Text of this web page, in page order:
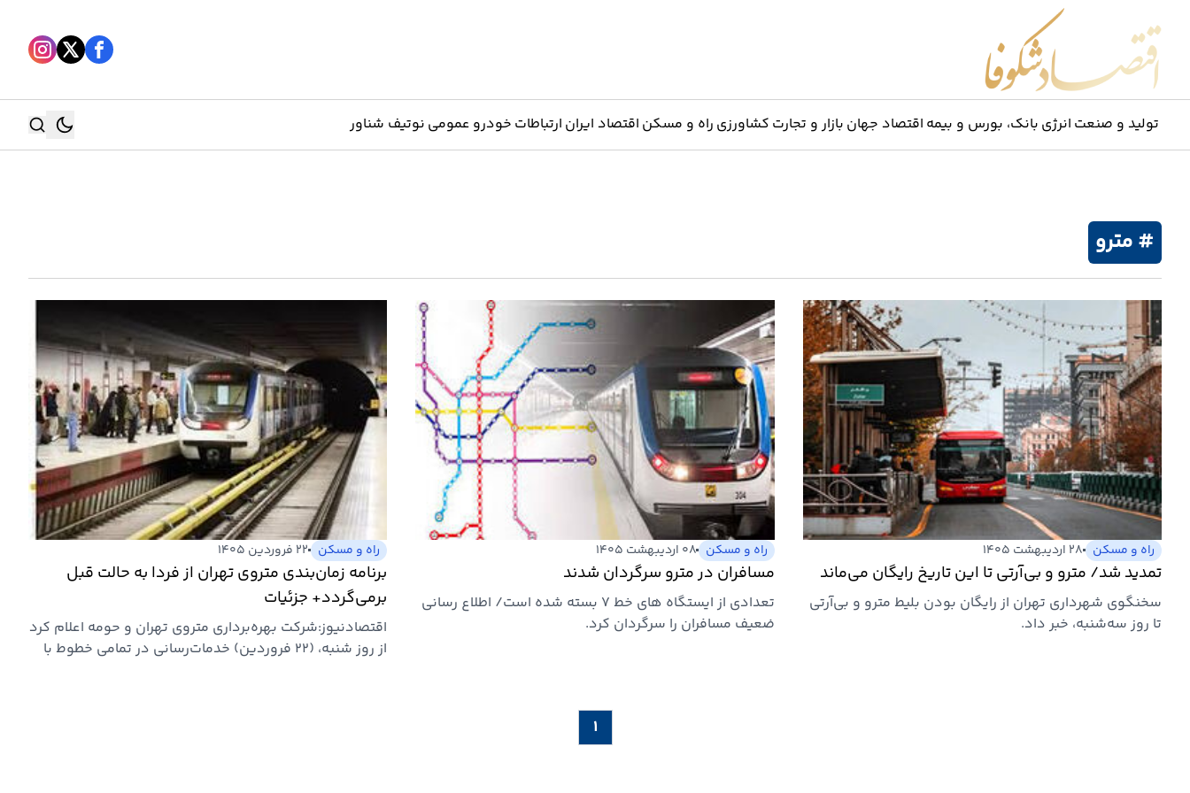
تولید و صنعت انرژی بانک، بورس و بیمه اقتصاد جهان بازار و تجارت کشاورزی راه و مسکن اقتصاد ایران ارتباطات خودرو عمومی نوتیف شناور
# مترو
راه و مسکن ۲۸ اردیبهشت ۱۴۰۵
تمدید شد/ مترو و بی‌آرتی تا این تاریخ رایگان می‌ماند
سخنگوی شهرداری تهران از رایگان بودن بلیط مترو و بی‌آرتی
تا روز سه‌شنبه، خبر داد.
راه و مسکن ۰۸ اردیبهشت ۱۴۰۵
مسافران در مترو سرگردان شدند
تعدادی از ایستگاه های خط ۷ بسته شده است/ اطلاع رسانی
ضعیف مسافران را سرگردان کرد.
راه و مسکن ۲۲ فروردین ۱۴۰۵
برنامه زمان‌بندی متروی تهران از فردا به حالت قبل
برمی‌گردد+ جزئیات
اقتصادنیوز:شرکت بهره‌برداری متروی تهران و حومه اعلام کرد
از روز شنبه، (۲۲ فروردین‌) خدمات‌رسانی در تمامی خطوط با
۱